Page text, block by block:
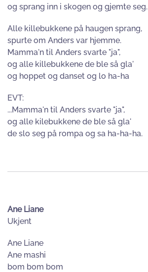
og sprang inn i skogen og gjemte seg.
Alle killebukkene på haugen sprang,
spurte om Anders var hjemme.
Mamma'n til Anders svarte "ja",
og alle killebukkene de ble så gla'
og hoppet og danset og lo ha-ha
EVT:
...Mamma'n til Anders svarte "ja",
og alle kilebukkene de ble så gla'
de slo seg på rompa og sa ha-ha-ha.
Ane Liane
Ukjent
Ane Liane
Ane mashi
bom bom bom